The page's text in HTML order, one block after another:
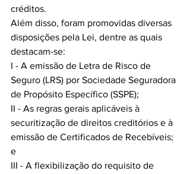
créditos.
Além disso, foram promovidas diversas
disposições pela Lei, dentre as quais
destacam-se:
I - A emissão de Letra de Risco de
Seguro (LRS) por Sociedade Seguradora
de Propósito Específico (SSPE);
II - As regras gerais aplicáveis à
securitização de direitos creditórios e à
emissão de Certificados de Recebíveis;
e
III - A flexibilização do requisito de